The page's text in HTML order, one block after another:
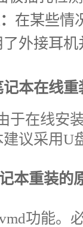
在某些情
外接耳
本在线
于在线安
议采用U
本重装的
功能。